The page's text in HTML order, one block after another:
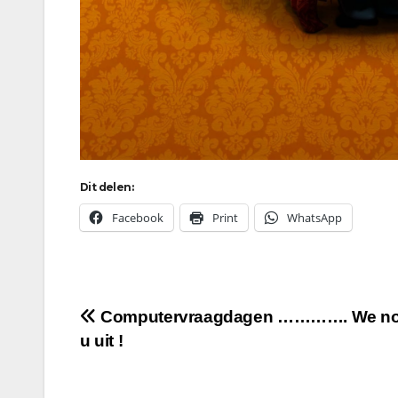
Dit delen:
Facebook Print WhatsApp
Bericht
Computervraagdagen …………. We
u uit !